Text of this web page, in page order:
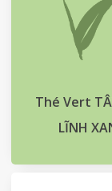
Mon
Mon
Thé Vert
LĨNH